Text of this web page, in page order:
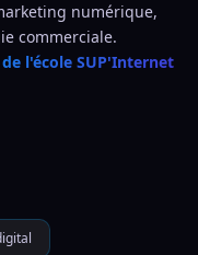
numérique,
commerciale.
l'école SUP'Internet